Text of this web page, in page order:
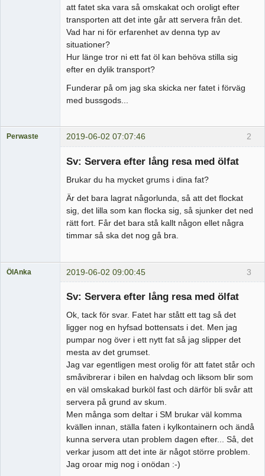
att fatet ska vara så omskakat och oroligt efter
transporten att det inte går att servera från det.
Vad har ni för erfarenhet av denna typ av
situationer?
Hur länge tror ni ett fat öl kan behöva stilla sig
efter en dylik transport?
Funderar på om jag ska skicka ner fatet i förväg
med bussgods...
2
Perwaste 2019-06-02 07:07:46
Sv: Servera efter lång resa med ölfat
Brukar du ha mycket grums i dina fat?
Är det bara lagrat någorlunda, så att det flockat
sig, det lilla som kan flocka sig, så sjunker det ned
rätt fort. Får det bara stå kallt någon ellet några
timmar så ska det nog gå bra.
3
ÖlAnka 2019-06-02 09:00:45
Sv: Servera efter lång resa med ölfat
Ok, tack för svar. Fatet har stått ett tag så det
ligger nog en hyfsad bottensats i det. Men jag
pumpar nog över i ett nytt fat så jag slipper det
mesta av det grumset.
Jag var egentligen mest orolig för att fatet står och
småvibrerar i bilen en halvdag och liksom blir som
en väl omskakad burköl fast och därför bli svår att
servera på grund av skum.
Men många som deltar i SM brukar väl komma
kvällen innan, ställa faten i kylkontainern och ändå
kunna servera utan problem dagen efter... Så, det
verkar jusom att det inte är något större problem.
Jag oroar mig nog i onödan :-)